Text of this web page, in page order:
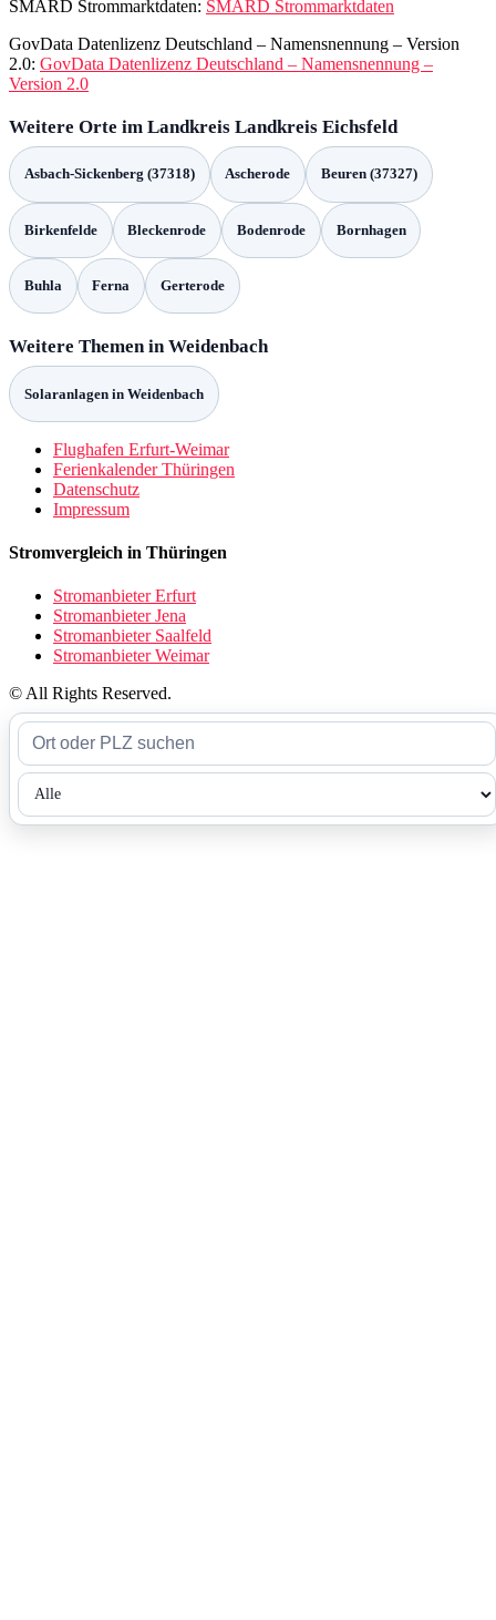
SMARD Strommarktdaten: SMARD Strommarktdaten
GovData Datenlizenz Deutschland – Namensnennung – Version
2.0: GovData Datenlizenz Deutschland – Namensnennung –
Version 2.0
Weitere Orte im Landkreis Landkreis Eichsfeld
Asbach-Sickenberg (37318) Ascherode Beuren (37327)
Birkenfelde Bleckenrode Bodenrode Bornhagen
Buhla Ferna Gerterode
Weitere Themen in Weidenbach
Solaranlagen in Weidenbach
Flughafen Erfurt-Weimar
Ferienkalender Thüringen
Datenschutz
Impressum
Stromvergleich in Thüringen
Stromanbieter Erfurt
Stromanbieter Jena
Stromanbieter Saalfeld
Stromanbieter Weimar
© All Rights Reserved.